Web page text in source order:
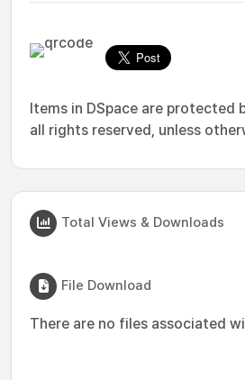
Items in DSpace are protected
all rights reserved, unless
Total Views & Downloads
File Download
There are no files associated